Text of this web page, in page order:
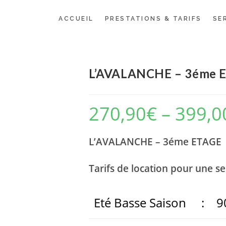
ACCUEIL PRESTATIONS & TARIFS
L’AVALANCHE –
270,90€ –
L’AVALANCHE – 3éme ETAGE
Tarifs de location pour une
Eté Basse Saison :